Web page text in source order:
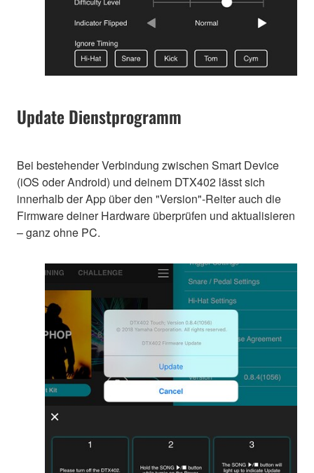
Update Dienstprogramm
Bei bestehender Verbindung zwischen Smart Device
(iOS oder Android) und deinem DTX402 lässt sich
innerhalb der App über den "Version"-Reiter auch die
Firmware deiner Hardware überprüfen und aktualisieren
– ganz ohne PC.